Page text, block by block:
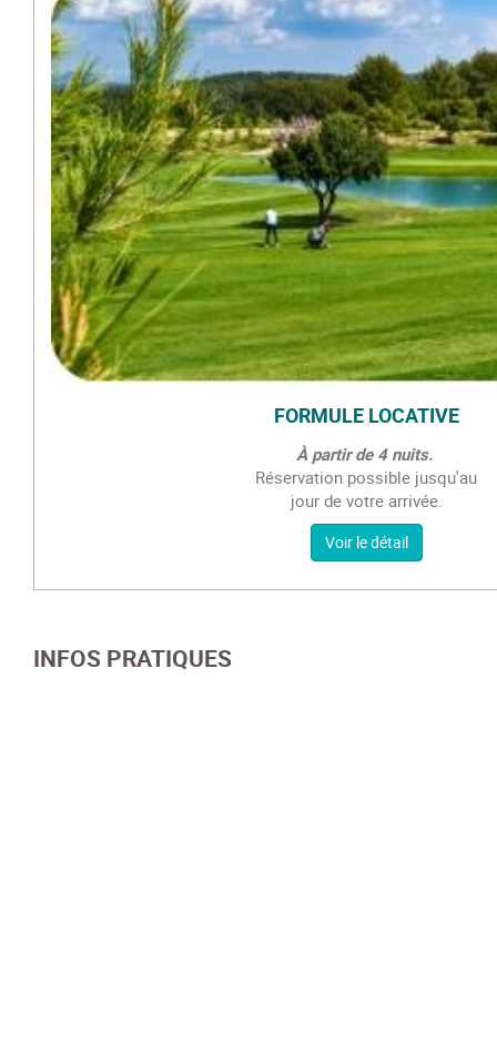
FORMULE LOCATIVE
À partir de 4 nuits.
Réservation possible jusqu'au
jour de votre arrivée.
Voir le détail
INFOS PRATIQUES